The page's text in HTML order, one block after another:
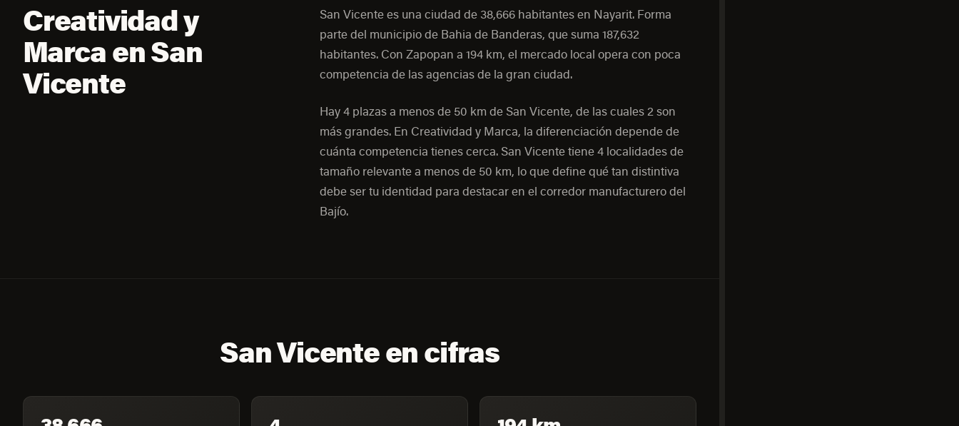
Creatividad y
Marca en San
Vicente
San Vicente es una ciudad de 38,666 habitantes en Nayarit. Forma
parte del municipio de Bahia de Banderas, que suma 187,632
habitantes. Con Zapopan a 194 km, el mercado local opera con poca
competencia de las agencias de la gran ciudad.
Hay 4 plazas a menos de 50 km de San Vicente, de las cuales 2 son
más grandes. En Creatividad y Marca, la diferenciación depende de
cuánta competencia tienes cerca. San Vicente tiene 4 localidades de
tamaño relevante a menos de 50 km, lo que define qué tan distintiva
debe ser tu identidad para destacar en el corredor manufacturero del
Bajío.
San Vicente en cifras